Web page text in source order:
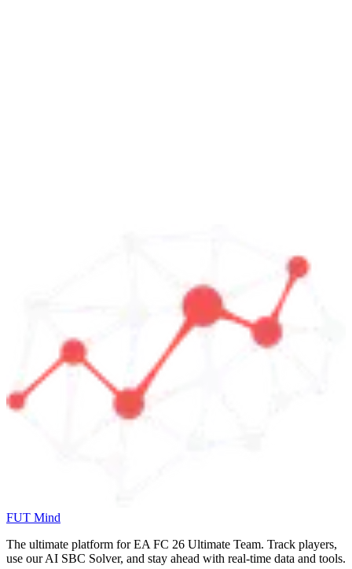
FUT Mind
The ultimate platform for EA FC 26 Ultimate Team. Track players,
use our AI SBC Solver, and stay ahead with real-time data and tools.